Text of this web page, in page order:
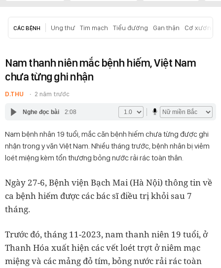
CÁC BỆNH Ung thư Tim mạch Tiểu đường Gan thận Cơ xương
Nam thanh niên mắc bệnh hiếm, Việt Nam
chưa từng ghi nhận
D.THU 2 năm trước
Nghe đọc bài 2:08
Nam bệnh nhân 19 tuổi, mắc căn bệnh hiếm chưa từng được ghi
nhận trong y văn Việt Nam. Nhiều tháng trước, bệnh nhân bị viêm
loét miệng kèm tổn thương bỏng nước rải rác toàn thân.
Ngày 27-6, Bệnh viện Bạch Mai (Hà Nội) thông tin về
ca bệnh hiếm được các bác sĩ điều trị khỏi sau 7
tháng.
Trước đó, tháng 11-2023, nam thanh niên 19 tuổi, ở
Thanh Hóa xuất hiện các vết loét trợt ở niêm mạc
miệng và các mảng đỏ tím, bỏng nước rải rác toàn